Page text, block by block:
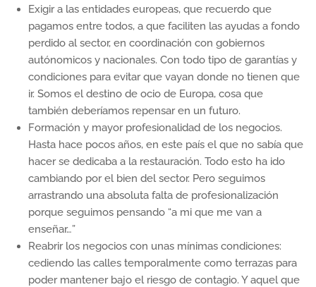
Exigir a las entidades europeas, que recuerdo que
pagamos entre todos, a que faciliten las ayudas a fondo
perdido al sector, en coordinación con gobiernos
autónomicos y nacionales. Con todo tipo de garantías y
condiciones para evitar que vayan donde no tienen que
ir. Somos el destino de ocio de Europa, cosa que
también deberíamos repensar en un futuro.
Formación y mayor profesionalidad de los negocios.
Hasta hace pocos años, en este país el que no sabía que
hacer se dedicaba a la restauración. Todo esto ha ido
cambiando por el bien del sector. Pero seguimos
arrastrando una absoluta falta de profesionalización
porque seguimos pensando “a mi que me van a
enseñar…”
Reabrir los negocios con unas mínimas condiciones:
cediendo las calles temporalmente como terrazas para
poder mantener bajo el riesgo de contagio. Y aquel que